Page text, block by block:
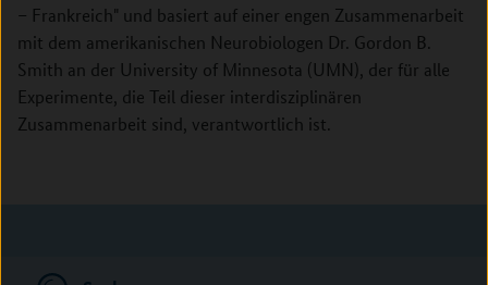
– Frankreich" und basiert auf einer engen Zusammenarbeit
mit dem amerikanischen Neurobiologen Dr. Gordon B.
Smith an der University of Minnesota (UMN), der für alle
Experimente, die Teil dieser interdisziplinären
Zusammenarbeit sind, verantwortlich ist.